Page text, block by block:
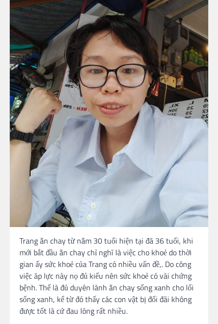
Trang ăn chay từ năm 30 tuổi hiện tại đã 36 tuổi, khi
mới bắt đầu ăn chay chỉ nghĩ là việc cho khoẻ do thời
gian ấy sức khoẻ của Trang có nhiều vấn đề,. Do công
việc áp lực này nọ đủ kiểu nên sức khoẻ có vài chứng
bệnh. Thế là đủ duyên lành ăn chay sống xanh cho lối
sống xanh, kể từ đó thấy các con vật bị đối đãi không
được tốt là cứ đau lòng rất nhiều.